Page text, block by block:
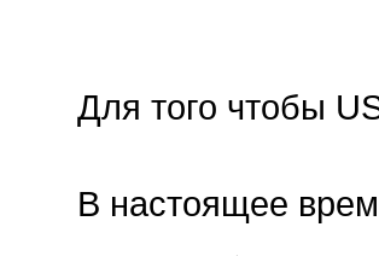
Для того чтобы
В настоящее